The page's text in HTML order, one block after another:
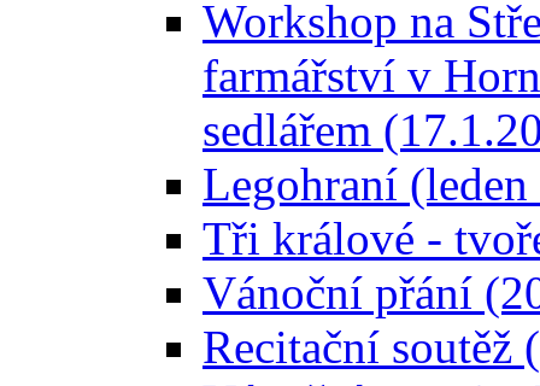
Workshop na
farmářství v
sedlářem
Legohraní
Tři králové -
Vánoční přání
Recitační soutěž